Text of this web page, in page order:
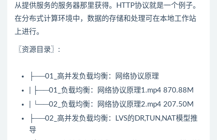
从提供服务的服务器那里获得。
HTTP协议就是一个例子。
在分布式计算环境中，数据的存储和处理可在本地工作站
上进行。
〖资源目录〗:
├──01_ 高并发负载均衡：网络协议原理
| ├──01_负载均衡：网络协议原理1.mp4 870.88M
| └──02_负载均衡：网络协议原理2.mp4 207.50M
├──02_ 高并发负载均衡：LVS的DR,TUN,NAT模型推
导